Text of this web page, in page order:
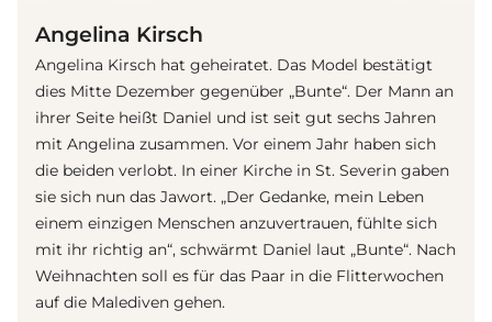
Angelina Kirsch
Angelina Kirsch hat geheiratet. Das Model bestätigt
dies Mitte Dezember gegenüber „Bunte“. Der Mann an
ihrer Seite heißt Daniel und ist seit gut sechs Jahren
mit Angelina zusammen. Vor einem Jahr haben sich
die beiden verlobt. In einer Kirche in St. Severin gaben
sie sich nun das Jawort. „Der Gedanke, mein Leben
einem einzigen Menschen anzuvertrauen, fühlte sich
mit ihr richtig an“, schwärmt Daniel laut „Bunte“. Nach
Weihnachten soll es für das Paar in die Flitterwochen
auf die Malediven gehen.